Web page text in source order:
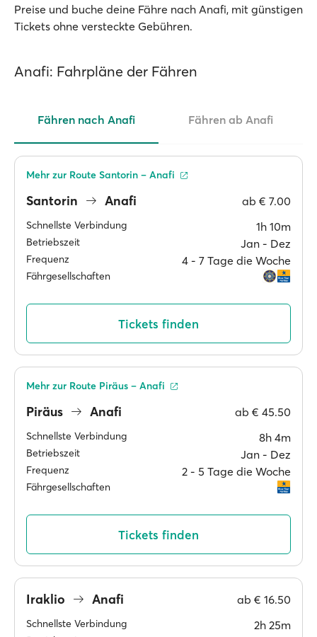
Preise und buche deine Fähre nach Anafi, mit günstigen
Tickets ohne versteckte Gebühren.
Anafi: Fahrpläne der Fähren
Fähren nach Anafi Fähren ab Anafi
Santorin Anafi ab € 7.00
Schnellste Verbindung 1h 10m
Betriebszeit Jan ‐ Dez
Frequenz 4 ‐ 7 Tage die Woche
Fährgesellschaften
Mehr zur Route Santorin – Anafi
Tickets finden
Piräus Anafi ab € 45.50
Schnellste Verbindung 8h 4m
Betriebszeit Jan ‐ Dez
Frequenz 2 ‐ 5 Tage die Woche
Fährgesellschaften
Mehr zur Route Piräus – Anafi
Tickets finden
Iraklio Anafi ab € 16.50
Schnellste Verbindung 2h 25m